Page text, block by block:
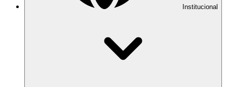
Institucional